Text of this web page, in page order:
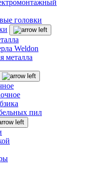
головки
Weldon
металла
пил